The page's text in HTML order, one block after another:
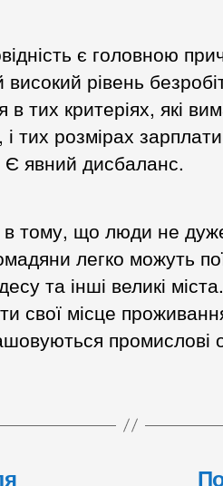
є головною
високий рівень
в тих критеріях, які
тих розмірах
явний дисбаланс.
тому, що люди не
легко можуть
та інші великі
свої місце
промислові